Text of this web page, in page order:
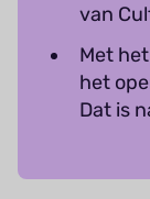
van
Met
het
Dat is